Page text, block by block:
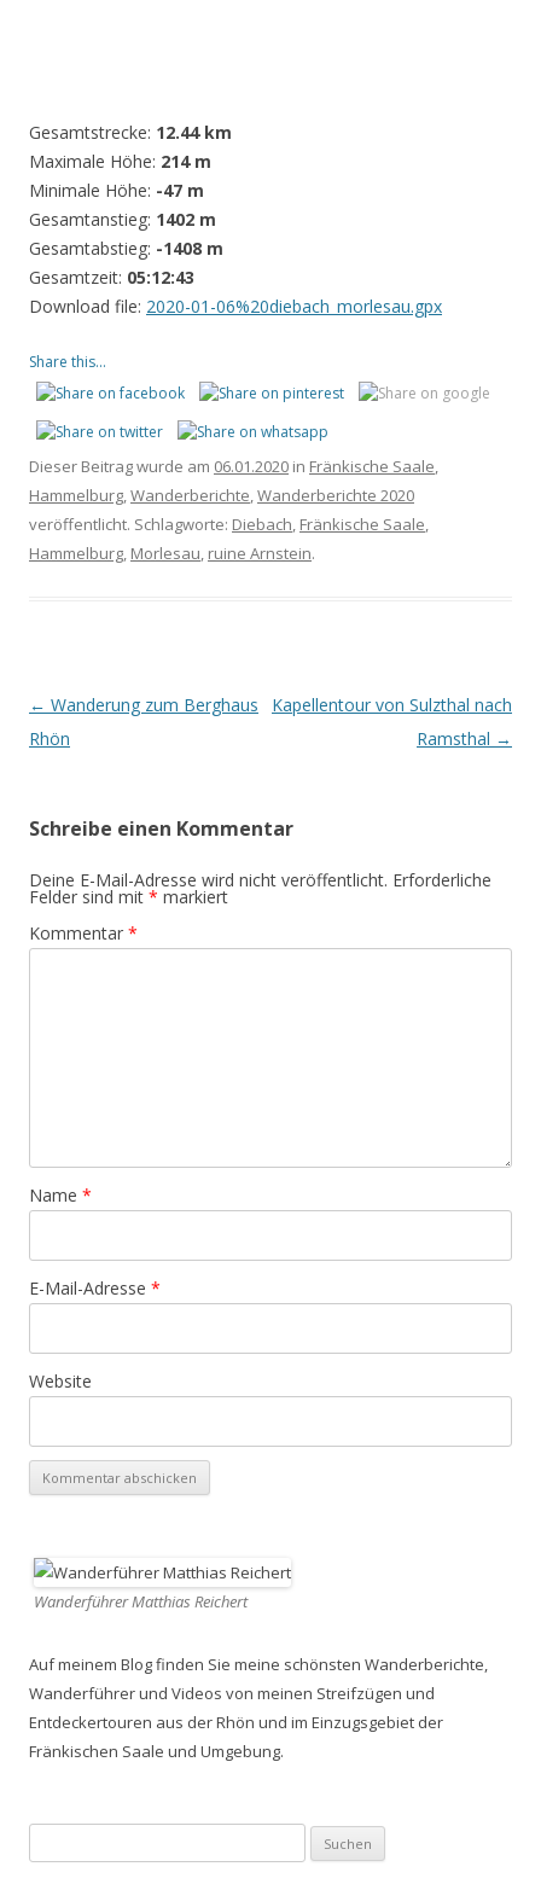
Gesamtstrecke: 12.44 km
Maximale Höhe: 214 m
Minimale Höhe: -47 m
Gesamtanstieg: 1402 m
Gesamtabstieg: -1408 m
Gesamtzeit: 05:12:43
Download file: 2020-01-06%20diebach_morlesau.gpx
Share this...
Dieser Beitrag wurde am 06.01.2020 in Fränkische Saale,
Hammelburg,Wanderberichte,Wanderberichte 2020
veröffentlicht. Schlagworte: Diebach, Fränkische Saale,
Hammelburg, Morlesau, ruine Arnstein.
Beitrags-
Navigation
← Wanderung zum Berghaus
Rhön
Kapellentour von Sulzthal nach
Ramsthal →
Schreibe einen Kommentar
Deine E-Mail-Adresse wird nicht veröffentlicht. Erforderliche
Felder sind mit * markiert
Kommentar *
Name *
E-Mail-Adresse *
Website
Wanderführer Matthias Reichert
Auf meinem Blog finden Sie meine schönsten Wanderberichte,
Wanderführer und Videos von meinen Streifzügen und
Entdeckertouren aus der Rhön und im Einzugsgebiet der
Fränkischen Saale und Umgebung.
nach: